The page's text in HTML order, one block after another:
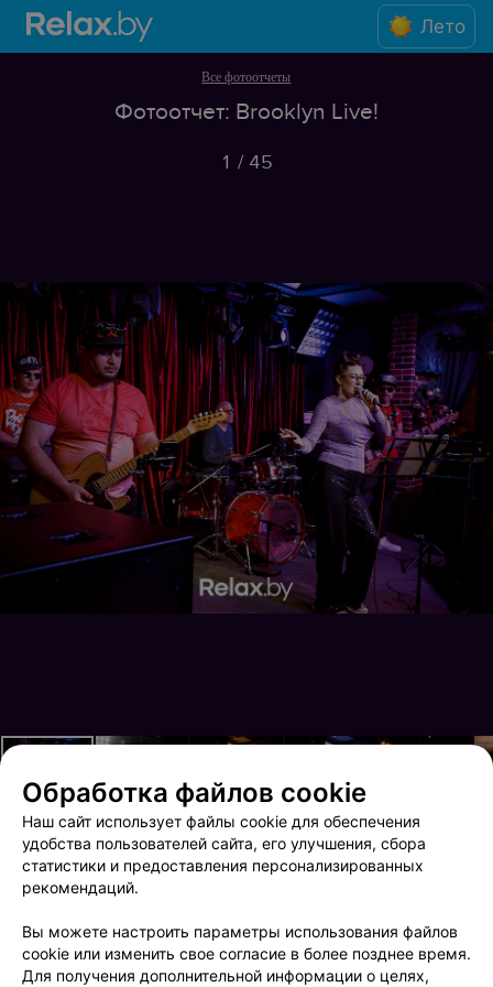
Лето
Все фотоотчеты
Фотоотчет: Brooklyn Live!
1 / 45
Обработка файлов cookie
Наш сайт использует файлы cookie для обеспечения
удобства пользователей сайта, его улучшения, сбора
статистики и предоставления персонализированных
рекомендаций.
Вы можете настроить параметры использования файлов
cookie или изменить свое согласие в более позднее время.
Для получения дополнительной информации о целях,